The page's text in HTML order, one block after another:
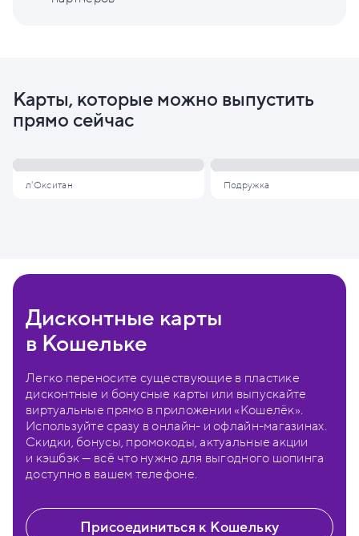
Карты, которые можно выпустить
прямо сейчас
л'Окситан Подружка
Дисконтные карты
в Кошельке
Легко переносите существующие в пластике
дисконтные и бонусные карты или выпускайте
виртуальные прямо в приложении «Кошелёк».
Используйте сразу в онлайн- и офлайн-магазинах.
Скидки, бонусы, промокоды, актуальные акции
и кэшбэк — всё что нужно для выгодного шопинга
доступно в вашем телефоне.
Присоединиться к Кошельку